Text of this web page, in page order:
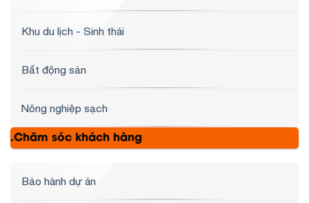
Khu du lịch - Sinh thái
Bất động sản
Nông nghiệp sạch
.Chăm sóc khách hàng
Bảo hành dự án